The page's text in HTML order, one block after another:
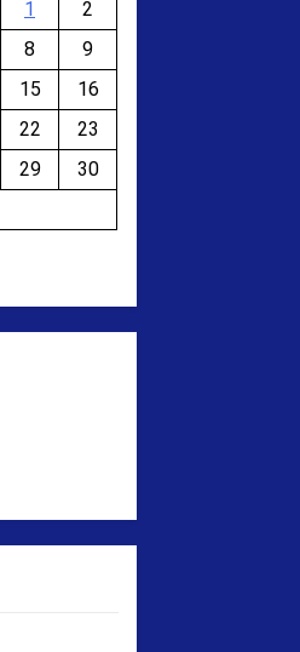
1
2
8
9
15
16
22
23
29
30